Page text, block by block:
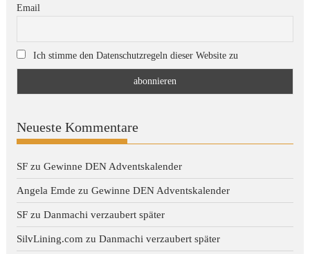
Email
Ich stimme den Datenschutzregeln dieser Website zu
Neueste Kommentare
SF zuGewinne DEN Adventskalender
Angela Emde zuGewinne DEN Adventskalender
SF zuDanmachi verzaubert später
SilvLining.com zuDanmachi verzaubert später